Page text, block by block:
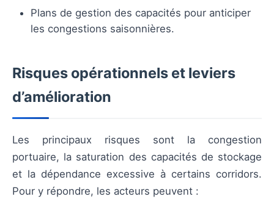
Plans de gestion des capacités pour anticiper
les congestions saisonnières.
Risques opérationnels et leviers
d’amélioration
Les principaux risques sont la congestion
portuaire, la saturation des capacités de stockage
et la dépendance excessive à certains corridors.
Pour y répondre, les acteurs peuvent :